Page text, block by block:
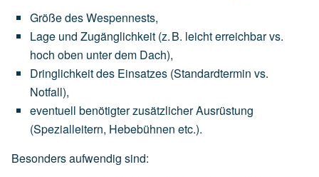
Größe des Wespennests,
Lage und Zugänglichkeit (z.B. leichterreichbarvs.
hoch oben unterdem Dach),
Dringlichkeit des Einsatzes (Standardtermin vs.
Notfall),
eventuell benötigterzusätzlicher Ausrüstung
(Spezialleitern, Hebebühnen etc.).
Besonders aufwendig sind: